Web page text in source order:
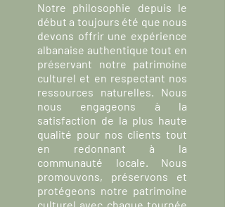
Notre philosophie depuis le
début a toujours été que nous
devons offrir une expérience
albanaise authentique tout en
préservant notre patrimoine
culturel et en respectant nos
ressources naturelles. Nous
nous engageons à la
satisfaction de la plus haute
qualité pour nos clients tout
en redonnant à la
communauté locale. Nous
promouvons, préservons et
protégeons notre patrimoine